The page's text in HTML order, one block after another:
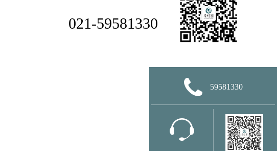
59581330
021-59581330